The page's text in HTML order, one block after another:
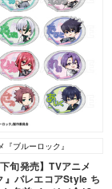
『ブルーロック』
旬発売】TVアニメ
』バレエコアStyle ち